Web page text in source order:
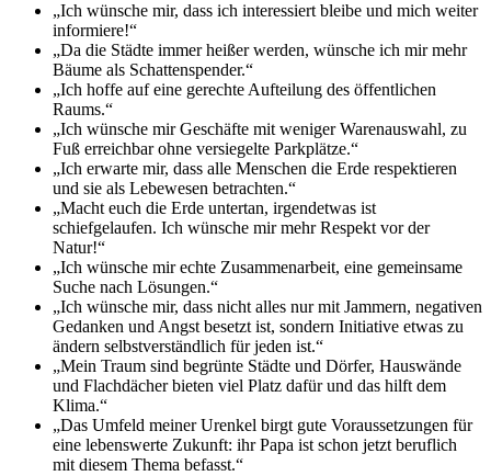
„Ich wünsche mir, dass ich interessiert bleibe und mich weiter
informiere!“
„Da die Städte immer heißer werden, wünsche ich mir mehr
Bäume als Schattenspender.“
„Ich hoffe auf eine gerechte Aufteilung des öffentlichen
Raums.“
„Ich wünsche mir Geschäfte mit weniger Warenauswahl, zu
Fuß erreichbar ohne versiegelte Parkplätze.“
„Ich erwarte mir, dass alle Menschen die Erde respektieren
und sie als Lebewesen betrachten.“
„Macht euch die Erde untertan, irgendetwas ist
schiefgelaufen. Ich wünsche mir mehr Respekt vor der
Natur!“
„Ich wünsche mir echte Zusammenarbeit, eine gemeinsame
Suche nach Lösungen.“
„Ich wünsche mir, dass nicht alles nur mit Jammern, negativen
Gedanken und Angst besetzt ist, sondern Initiative etwas zu
ändern selbstverständlich für jeden ist.“
„Mein Traum sind begrünte Städte und Dörfer, Hauswände
und Flachdächer bieten viel Platz dafür und das hilft dem
Klima.“
„Das Umfeld meiner Urenkel birgt gute Voraussetzungen für
eine lebenswerte Zukunft: ihr Papa ist schon jetzt beruflich
mit diesem Thema befasst.“